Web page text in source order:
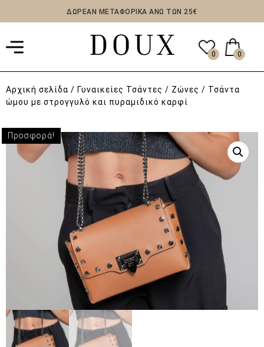
ΔΩΡΕΑΝ ΜΕΤΑΦΟΡΙΚΑ ΑΝΩ ΤΩΝ 25€
0 0
Αρχική σελίδα / Γυναικείες Τσάντες / Ζώνες / Τσάντα
ώμου με στρογγυλό και πυραμιδικό καρφί
Προσφορά!